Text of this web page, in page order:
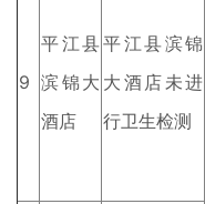
9
平江县
滨锦大
酒店
平江县滨锦
大酒店未进
行卫生检测